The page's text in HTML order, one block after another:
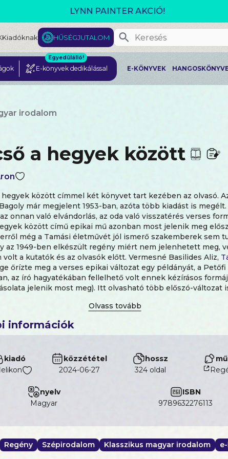
L. J. SHEN: LEGVADABB ÁLMAIMBAN
Kiadóknak HŰSÉGJUTALOM
E-könyvek dedikálással
Egyedülálló!
E-KÖNYVEK
irodalom
a hegyek között
hegyek között címmel két könyvet tart kezében az olvasó.
már megjelent 1953-ban, azóta több kiadást is megélt.
onnan való elvándorlás, az oda való visszatérés verses
között című epikai mű azonban most jelenik meg
még a Tamási életművét jól ismerő szakemberek sem
az 1949-ben elkészült regény miért nem jelenhetett meg,
a kutatók és az olvasók előtt. Vermesné Basilides Aliz,
őrízte meg a verses epikai változat egy példányát, a
az író hagyatékában fellelhető volt ennek kézírásos
jelenik most meg). Itt olvasható több előszó-változat
szülőfalujában mindazt, amit a korszak politikája
szöveg önmagában is kortörténeti dokumentum,
kötetben.
információk
kiadó
közzététel
2024-06-27
hossz
324 oldal
nyelv
magyar
ISBN
9789632276113
Regény Szépirodalom Klasszikus magyar irodalom